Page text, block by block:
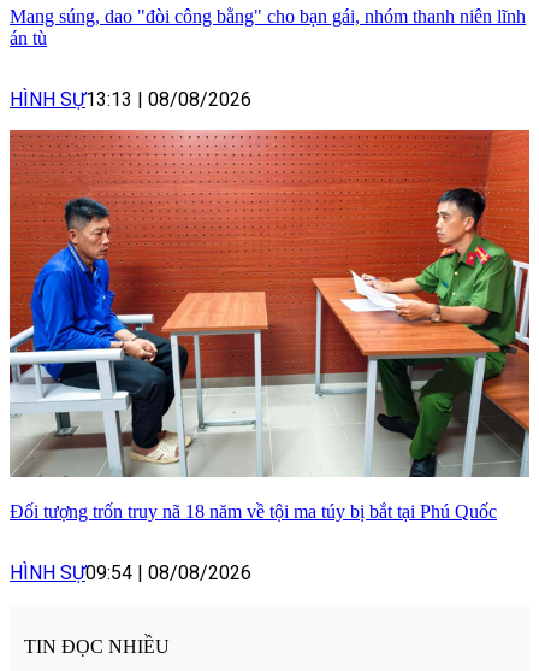
Mang súng, dao "đòi công bằng" cho bạn gái, nhóm thanh niên lĩnh
án tù
HÌNH SỰ13:13 08/08/2026
Đối tượng trốn truy nã 18 năm về tội ma túy bị bắt tại Phú Quốc
HÌNH SỰ09:54 08/08/2026
TIN ĐỌC NHIỀU